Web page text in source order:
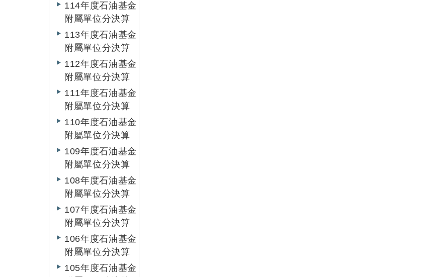
114年度石油基金
附屬單位分決算
113年度石油基金
附屬單位分決算
112年度石油基金
附屬單位分決算
111年度石油基金
附屬單位分決算
110年度石油基金
附屬單位分決算
109年度石油基金
附屬單位分決算
108年度石油基金
附屬單位分決算
107年度石油基金
附屬單位分決算
106年度石油基金
附屬單位分決算
105年度石油基金